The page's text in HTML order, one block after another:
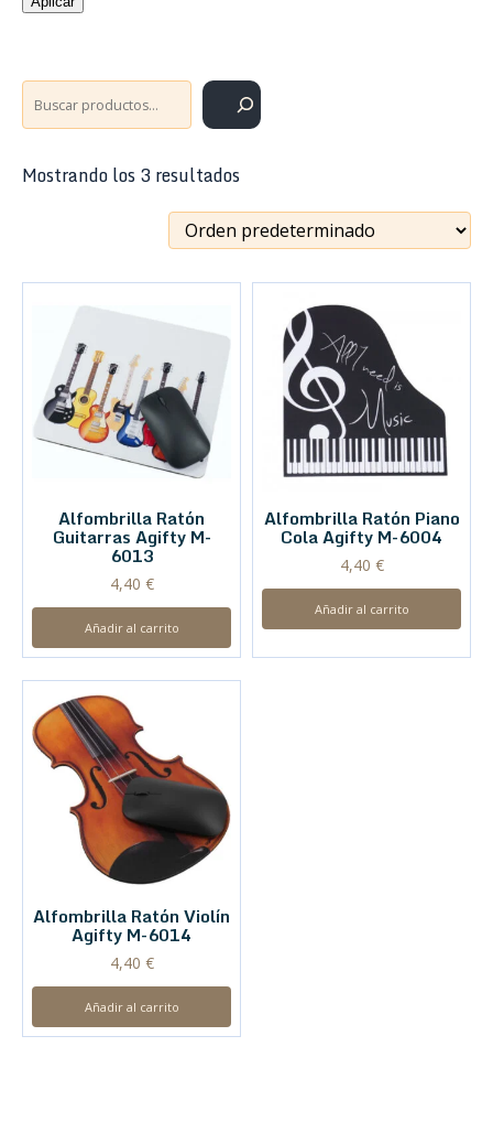
Buscar
Mostrando los 3 resultados
Alfombrilla Ratón
Guitarras Agifty M-
6013
4,40 €
Añadir al carrito
Alfombrilla Ratón Piano
Cola Agifty M-6004
4,40 €
Añadir al carrito
Alfombrilla Ratón Violín
Agifty M-6014
4,40 €
Añadir al carrito